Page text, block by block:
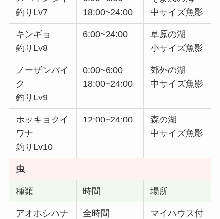
釣りLv7
18:00~24:00
中サイズ魚影
キンギョ
釣りLv8
6:00~24:00
草原の湖
小サイズ魚影
ノーザンパイ
ク
釣りLv9
0:00~6:00
18:00~24:00
郊外の湖
中サイズ魚影
ホッキョクイ
ワナ
釣りLv10
12:00~24:00
森の湖
中サイズ魚影
虫
種類 時間 場所
アオホシハナ
全時間
マイハウス付